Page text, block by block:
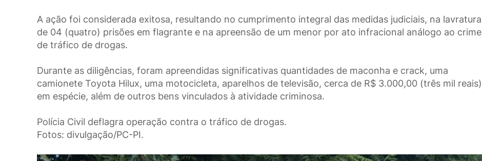
A ação foi considerada exitosa, resultando no cumprimento integral das medidas judiciais, na lavratura
de 04 (quatro) prisões em flagrante e na apreensão de um menor por ato infracional análogo ao crime
de tráfico de drogas.
Durante as diligências, foram apreendidas significativas quantidades de maconha e crack, uma
camionete Toyota Hilux, uma motocicleta, aparelhos de televisão, cerca de R$ 3.000,00 (três mil reais)
em espécie, além de outros bens vinculados à atividade criminosa.
Polícia Civil deflagra operação contra o tráfico de drogas.
Fotos: divulgação/PC-PI.